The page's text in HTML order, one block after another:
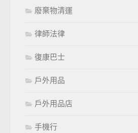
廢棄物清運
律師法律
復康巴士
戶外用品
戶外用品店
手機行